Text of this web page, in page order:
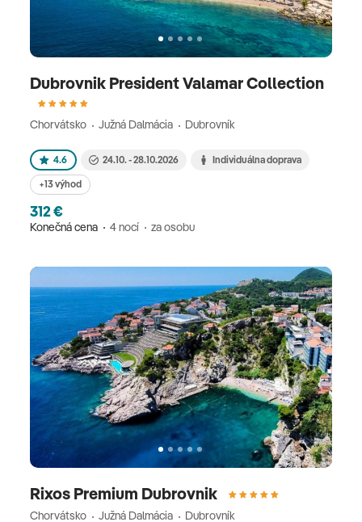
Dubrovnik President Valamar Collection
Chorvátsko Južná Dalmácia Dubrovník
4.6 24.10. - 28.10.2026 Individuálna doprava
+13 výhod
312 €
Konečná cena 4 nocí za osobu
Rixos Premium Dubrovnik
Chorvátsko Južná Dalmácia Dubrovník